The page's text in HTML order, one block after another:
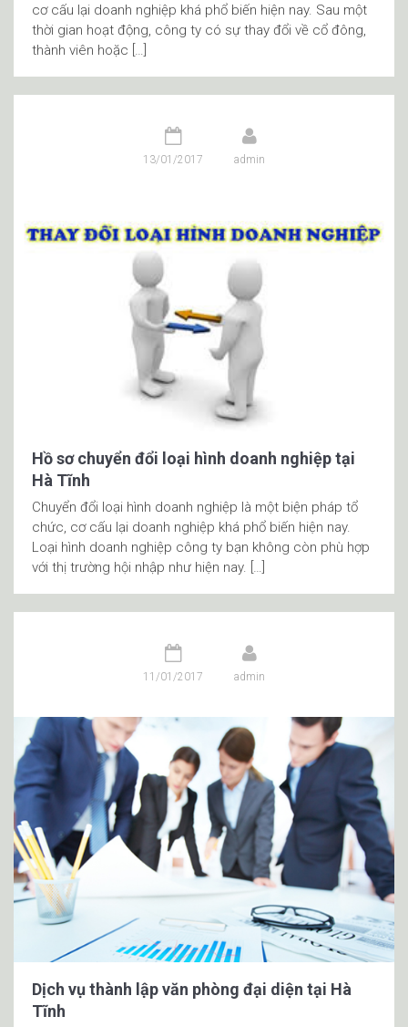
cơ cấu lại doanh nghiệp khá phổ biến hiện nay. Sau một
thời gian hoạt động, công ty có sự thay đổi về cổ đông,
thành viên hoặc […]
13/01/2017 admin
Hồ sơ chuyển đổi loại hình doanh nghiệp tại
Hà Tĩnh
Chuyển đổi loại hình doanh nghiệp là một biện pháp tổ
chức, cơ cấu lại doanh nghiệp khá phổ biến hiện nay.
Loại hình doanh nghiệp công ty bạn không còn phù hợp
với thị trường hội nhập như hiện nay. […]
11/01/2017 admin
Dịch vụ thành lập văn phòng đại diện tại Hà
Tĩnh